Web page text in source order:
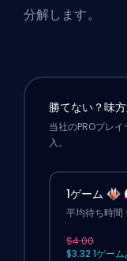
分解します。
勝てない？味
当社のPROプレ
入。
1ゲーム
平均待ち時間
$4.00
$3.32 1ゲーム